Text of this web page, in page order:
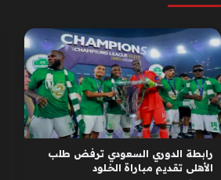
رابطة الدوري السعودي ترفض طلب
الأهلي تقديم مباراة الخلود